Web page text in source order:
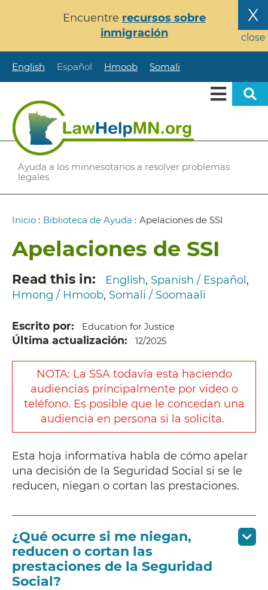
principal
X
close
Encuentre recursos sobre
inmigración
English Español Hmoob Somali
Ayuda a los minnesotanos a resolver problemas
legales
Ruta
navegación
Inicio : Biblioteca de Ayuda : Apelaciones de SSI
Apelaciones de SSI
Read this in English Spanish / Español
Hmong / Hmoob Somali / Soomaali
Escrito por Education for Justice
Última actualización 12/2025
NOTA: La SSA todavía esta haciendo
audiencias principalmente por video o
teléfono. Es posible que le concedan una
audiencia en persona si la solicita.
Esta hoja informativa habla de cómo apelar
una decisión de la Seguridad Social si se le
reducen, niegan o cortan las prestaciones.
¿Qué ocurre si me niegan,
reducen o cortan las
prestaciones de la Seguridad
Social?